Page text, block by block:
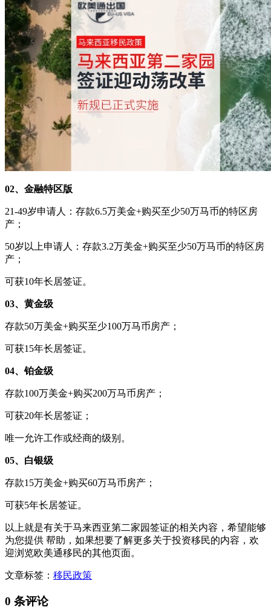
02、金融特区版
21-49岁申请人：存款6.5万美金+购买至少50万马币的特区房
产；
50岁以上申请人：存款3.2万美金+购买至少50万马币的特区房
产；
可获10年长居签证。
03、黄金级
存款50万美金+购买至少100万马币房产；
可获15年长居签证。
04、铂金级
存款100万美金+购买200万马币房产；
可获20年长居签证；
唯一允许工作或经商的级别。
05、白银级
存款15万美金+购买60万马币房产；
可获5年长居签证。
以上就是有关于马来西亚第二家园签证的相关内容，希望能够
为您提供 帮助，如果想要了解更多关于投资移民的内容，欢
迎浏览欧美通移民的其他页面。
文章标签： 移民政策
0 条评论